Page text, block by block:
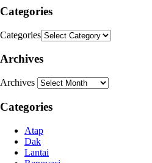
Categories
Categories
Archives
Archives
Categories
Atap
Dak
Lantai